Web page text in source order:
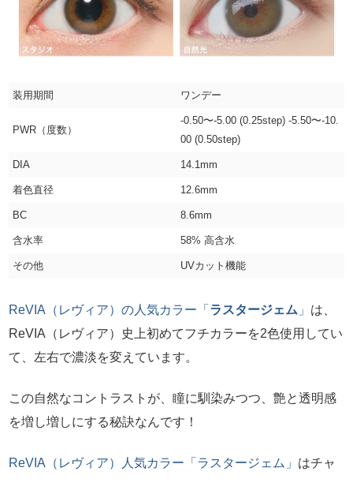
装用期間 ワンデー
PWR（度数）
-0.50〜-5.00 (0.25step) -5.50〜-10.
00 (0.50step)
DIA 14.1mm
着色直径 12.6mm
BC 8.6mm
含水率 58% 高含水
その他 UVカット機能
ReVIA（レヴィア）の人気カラー「 ラスタージェム 」 は、
ReVIA（レヴィア）史上初めてフチカラーを2色使用してい
て、左右で濃淡を変えています。
この自然なコントラストが、瞳に馴染みつつ、艶と透明感
を増し増しにする秘訣なんです！
ReVIA（レヴィア）人気カラー「ラスタージェム」 はチャ